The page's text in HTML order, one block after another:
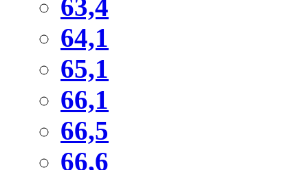
63,4
64,1
65,1
66,1
66,5
66,6